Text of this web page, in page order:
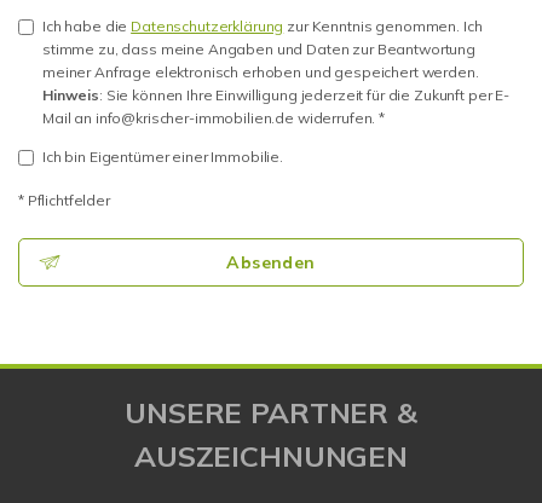
Ich habe die Datenschutzerklärung zur Kenntnis genommen. Ich
stimme zu, dass meine Angaben und Daten zur Beantwortung
meiner Anfrage elektronisch erhoben und gespeichert werden.
Hinweis: Sie können Ihre Einwilligung jederzeit für die Zukunft per E-
Mail an info@krischer-immobilien.de widerrufen. *
Ich bin Eigentümer einer Immobilie.
* Pflichtfelder
Absenden
UNSERE PARTNER &
AUSZEICHNUNGEN